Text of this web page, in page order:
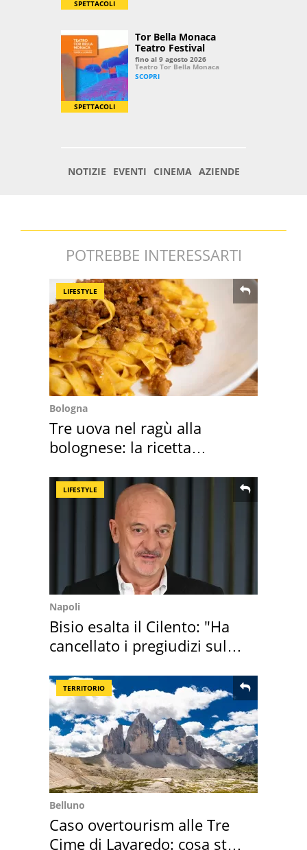
POTREBBE INTERESSARTI
LIFESTYLE
Bologna
Tre uova nel ragù alla
bolognese: la ricetta
LIFESTYLE
Napoli
Bisio esalta il Cilento: "Ha
cancellato i pregiudizi sul
TERRITORIO
Belluno
Caso overtourism alle Tre
Cime di Lavaredo: cosa sta